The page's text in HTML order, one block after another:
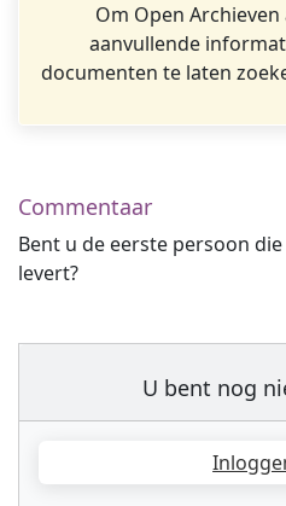
Om Open
aanvullende
documenten te laten
Commentaar
Bent u de eerste persoon
levert?
U bent nog